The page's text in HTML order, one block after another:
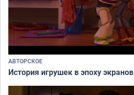
АВТОРСКОЕ
История игрушек в эпоху экранов